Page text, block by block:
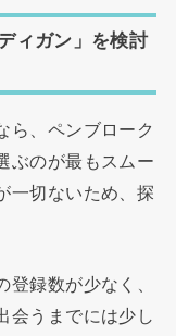
ィガン」を検討
ら、ペンブローク
ぶのが最もスムー
一切ないため、探
録数が少なく、
会うまでには少し